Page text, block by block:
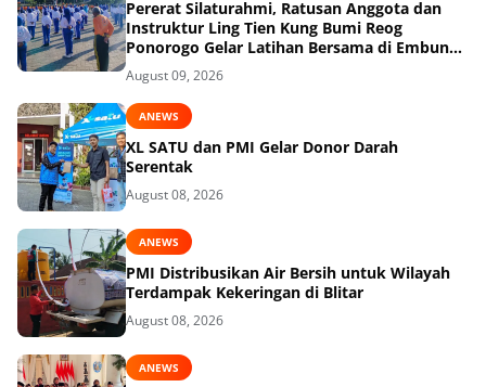
Pererat Silaturahmi, Ratusan Anggota dan
Instruktur Ling Tien Kung Bumi Reog
Ponorogo Gelar Latihan Bersama di Embung
Pakel
August 09, 2026
ANEWS
XL SATU dan PMI Gelar Donor Darah
Serentak
August 08, 2026
ANEWS
PMI Distribusikan Air Bersih untuk Wilayah
Terdampak Kekeringan di Blitar
August 08, 2026
ANEWS